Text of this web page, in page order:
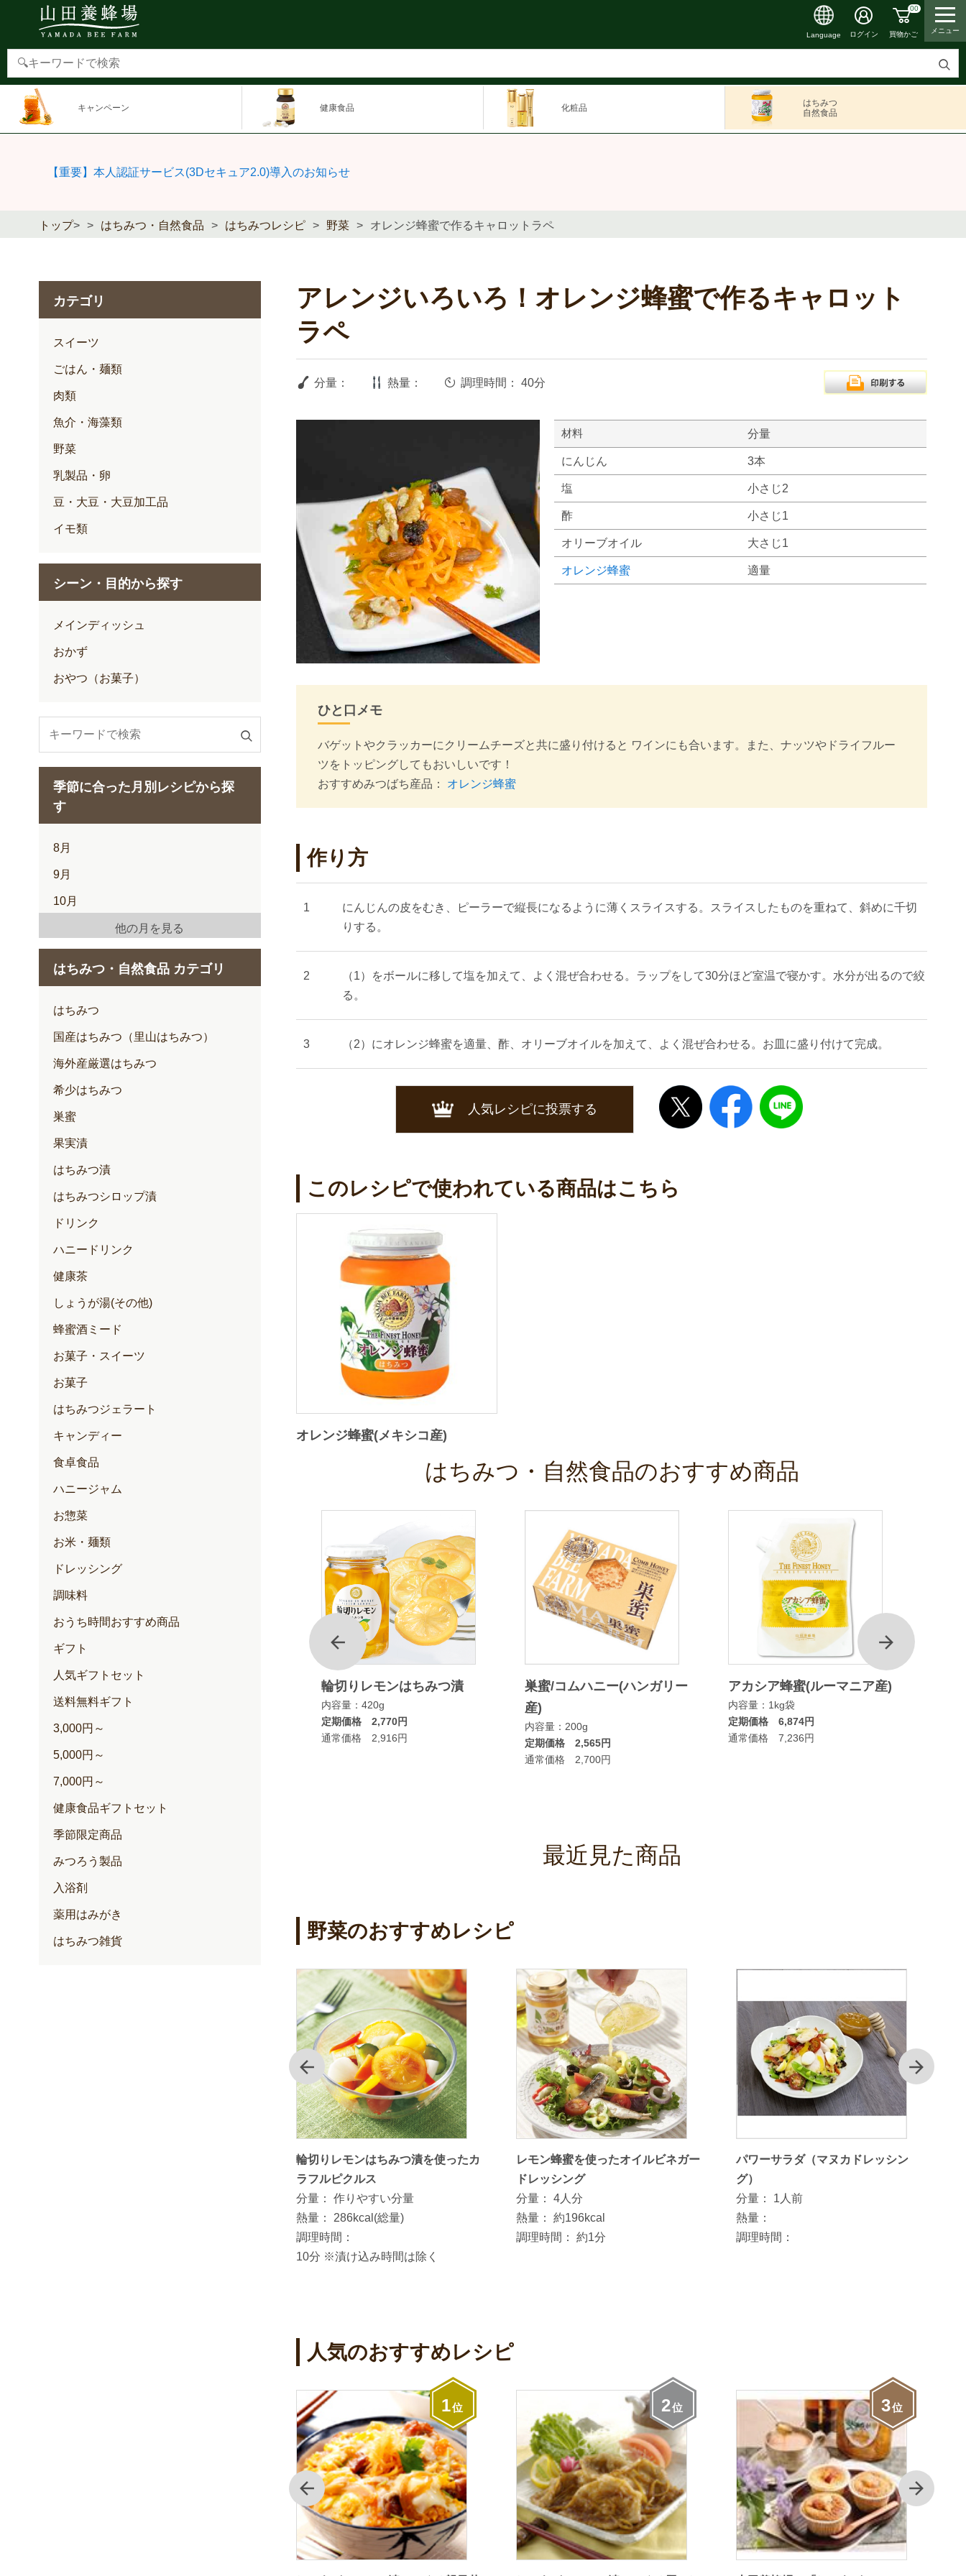
検
Language ログイン
00
買物かご メニュー
キャンペーン 健康食品 化粧品
はちみつ
自然食品
【重要】本人認証サービス(3Dセキュア2.0)導入のお知らせ
トップ> はちみつ・自然食品 はちみつレシピ 野菜 オレンジ蜂蜜で作るキャロットラペ
アレンジいろいろ！オレンジ蜂蜜で作るキャロット
ラペ
分量： 熱量： 調理時間： 40分
材料 分量
にんじん 3本
塩 小さじ2
酢 小さじ1
オリーブオイル 大さじ1
オレンジ蜂蜜 適量
ひと口メモ
バゲットやクラッカーにクリームチーズと共に盛り付けると ワインにも合います。また、ナッツやドライフルー
ツをトッピングしてもおいしいです！
おすすめみつばち産品： オレンジ蜂蜜
作り方
にんじんの皮をむき、ピーラーで縦長になるように薄くスライスする。スライスしたものを重ねて、斜めに千切
りする。
（1）をボールに移して塩を加えて、よく混ぜ合わせる。ラップをして30分ほど室温で寝かす。水分が出るので絞
る。
（2）にオレンジ蜂蜜を適量、酢、オリーブオイルを加えて、よく混ぜ合わせる。お皿に盛り付けて完成。
人気レシピに投票する
このレシピで使われている商品はこちら
オレンジ蜂蜜(メキシコ産)
はちみつ・自然食品のおすすめ商品
前
クリー
内容量：500ml入
輪切りレモンはちみつ漬
内容量：420g
定期価格 2,770円
通常価格 2,916円
巣蜜/コムハニー(ハンガリー
産)
内容量：200g
定期価格 2,565円
通常価格 2,700円
アカシア蜂蜜(ルーマニア産)
内容量：1kg袋
定期価格 6,874円
通常価格 7,236円
次
最近見た商品
野菜のおすすめレシピ
前
輪切りレモンはちみつ漬を使ったカ
ラフルピクルス
分量：
作りやすい分量
熱量：
286kcal(総量)
調理時間：
10分 ※漬け込み時間は除く
レモン蜂蜜を使ったオイルビネガー
ドレッシング
分量：
4人分
熱量：
約196kcal
調理時間：
約1分
パワーサラダ（マヌカドレッシン
グ）
分量：
1人前
熱量：
調理時間：
次
人気のおすすめレシピ
前
1位 2位 3位
次
カテゴリ
スイーツ
ごはん・麺類
肉類
魚介・海藻類
野菜
乳製品・卵
豆・大豆・大豆加工品
イモ類
シーン・目的から探す
メインディッシュ
おかず
おやつ（お菓子）
索
季節に合った月別レシピから探
す
8月
9月
10月
2月
3月
4月
5月
6月
7月
他の月を見る
はちみつ・自然食品 カテゴリ
はちみつ
国産はちみつ（里山はちみつ）
海外産厳選はちみつ
希少はちみつ
巣蜜
果実漬
はちみつ漬
はちみつシロップ漬
ドリンク
ハニードリンク
健康茶
しょうが湯(その他)
蜂蜜酒ミード
お菓子・スイーツ
お菓子
はちみつジェラート
キャンディー
食卓食品
ハニージャム
お惣菜
お米・麺類
ドレッシング
調味料
おうち時間おすすめ商品
ギフト
人気ギフトセット
送料無料ギフト
3,000円～
5,000円～
7,000円～
健康食品ギフトセット
季節限定商品
みつろう製品
入浴剤
薬用はみがき
はちみつ雑貨